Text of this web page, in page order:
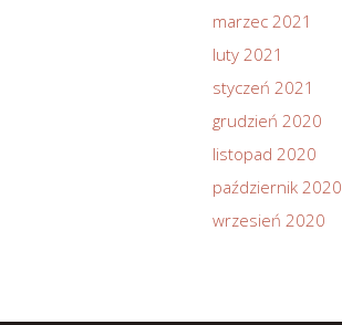
marzec 2021
luty 2021
styczeń 2021
grudzień 2020
listopad 2020
październik 2020
wrzesień 2020